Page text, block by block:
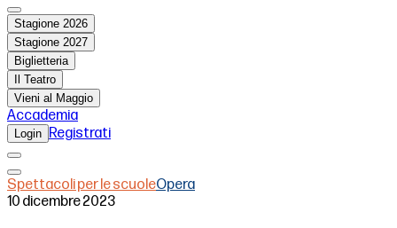
Stagione 2026
Stagione 2027
Biglietteria
Il Teatro
Vieni al Maggio
Accademia
Login Registrati
Spettacoli per le scuoleOpera
10 dicembre 2023